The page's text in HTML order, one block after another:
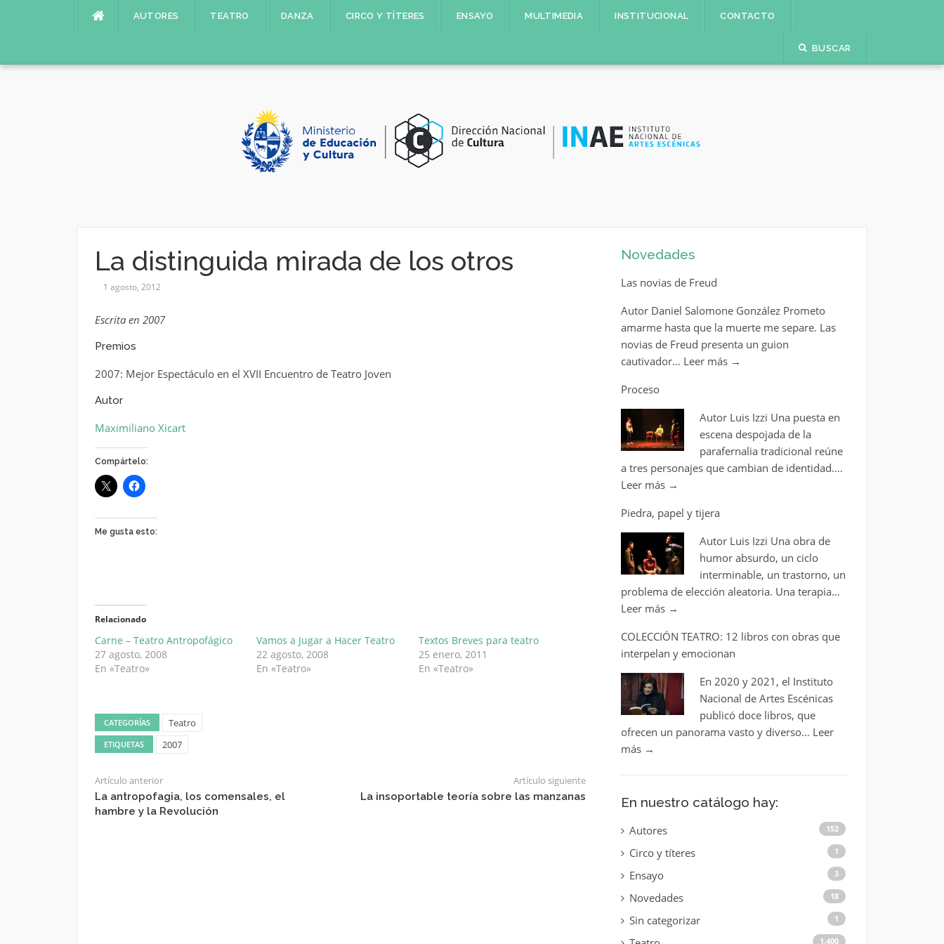
AUTORES TEATRO DANZA CIRCO Y TÍTERES ENSAYO MULTIMEDIA INSTITUCIONAL CONTACTO
BUSCAR
La distinguida mirada de los otros
1 agosto, 2012
Escrita en 2007
Premios
2007: Mejor Espectáculo en el XVII Encuentro de Teatro Joven
Autor
Maximiliano Xicart
Compártelo:
Me gusta esto:
Relacionado
Carne – Teatro Antropofágico
27 agosto, 2008
En «Teatro»
Vamos a Jugar a Hacer Teatro
22 agosto, 2008
En «Teatro»
Textos Breves para teatro
25 enero, 2011
En «Teatro»
CATEGORÍAS Teatro
ETIQUETAS 2007
Artículo anterior
La antropofagia, los comensales, el
hambre y la Revolución
Artículo siguiente
La insoportable teoría sobre las manzanas
Novedades
Las novias de Freud
Autor Daniel Salomone González Prometo
amarme hasta que la muerte me separe. Las
novias de Freud presenta un guion
cautivador… Leer más →
Proceso
Autor Luis Izzi Una puesta en
escena despojada de la
parafernalia tradicional reúne
a tres personajes que cambian de identidad.…
Leer más →
Piedra, papel y tijera
Autor Luis Izzi Una obra de
humor absurdo, un ciclo
interminable, un trastorno, un
problema de elección aleatoria. Una terapia…
Leer más →
COLECCIÓN TEATRO: 12 libros con obras que
interpelan y emocionan
En 2020 y 2021, el Instituto
Nacional de Artes Escénicas
publicó doce libros, que
ofrecen un panorama vasto y diverso… Leer
más →
En nuestro catálogo hay:
Autores 152
Circo y títeres 1
Ensayo 3
Novedades 18
Sin categorizar 1
1.400